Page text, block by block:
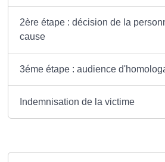
2ère étape : décision de la
cause
3éme étape : audience
Indemnisation de la victime